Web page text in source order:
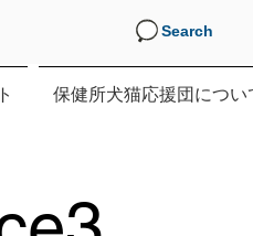
Search
保健所犬猫応援団につい